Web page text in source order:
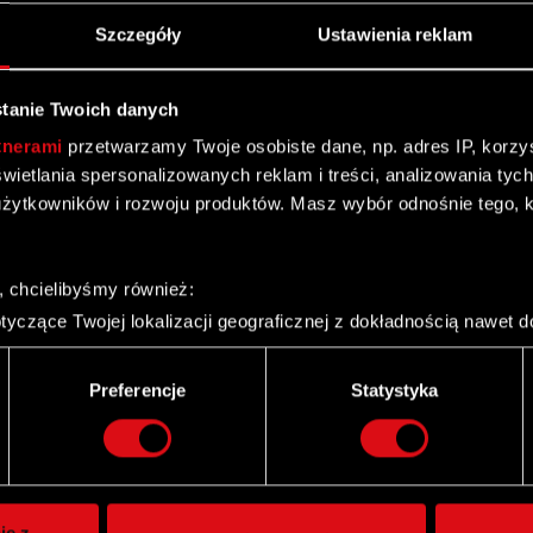
Szczegóły Ustawienia reklam
Twoich danych
przetwarzamy Twoje osobiste dane, np. adres IP,
spersonalizowanych reklam i treści, analizowania
i rozwoju produktów. Masz wybór odnośnie tego,
chcielibyśmy również:
Twojej lokalizacji geograficznej z dokładnością nawet
urządzenie, aktywnie analizując charakteryzującego je zbiory
tego, jak Twoje osobiste dane są przetwarzane oraz ustaw
cookie możesz zmienić lub wycofać swoją zgodę w
do spersonalizowania treści i reklam, aby oferować funkcje
Preferencje Statystyka